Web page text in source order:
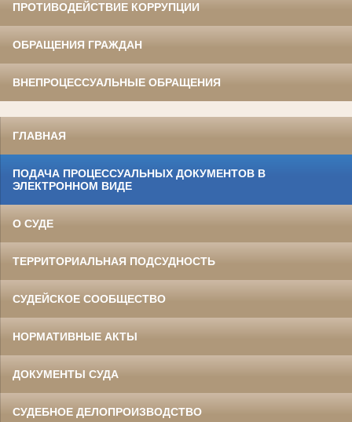
ПРОТИВОДЕЙСТВИЕ КОРРУПЦИИ
ОБРАЩЕНИЯ ГРАЖДАН
ВНЕПРОЦЕССУАЛЬНЫЕ ОБРАЩЕНИЯ
ГЛАВНАЯ
ПОДАЧА ПРОЦЕССУАЛЬНЫХ ДОКУМЕНТОВ В
ЭЛЕКТРОННОМ ВИДЕ
О СУДЕ
ТЕРРИТОРИАЛЬНАЯ ПОДСУДНОСТЬ
СУДЕЙСКОЕ СООБЩЕСТВО
НОРМАТИВНЫЕ АКТЫ
ДОКУМЕНТЫ СУДА
СУДЕБНОЕ ДЕЛОПРОИЗВОДСТВО